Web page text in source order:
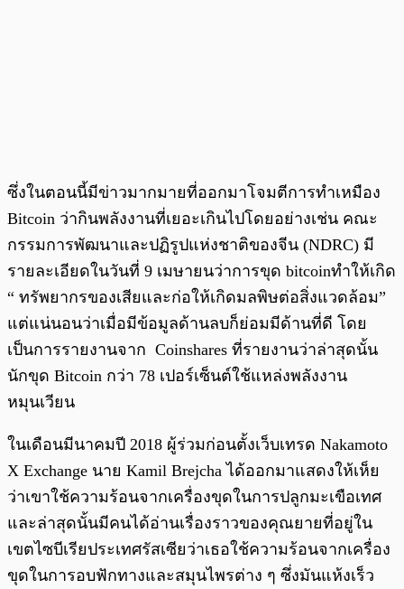
ซึ่งในตอนนี้มีข่าวมากมายที่ออกมาโจมตีการทำเหมือง
Bitcoin ว่ากินพลังงานที่เยอะเกินไปโดยอย่างเช่น คณะ
กรรมการพัฒนาและปฏิรูปแห่งชาติของจีน (NDRC) มี
รายละเอียดในวันที่ 9 เมษายนว่าการขุด bitcoinทำให้เกิด
“ ทรัพยากรของเสียและก่อให้เกิดมลพิษต่อสิ่งแวดล้อม”
แต่แน่นอนว่าเมื่อมีข้อมูลด้านลบก็ย่อมมีด้านที่ดี โดย
เป็นการรายงานจาก Coinshares ที่รายงานว่าล่าสุดนั้น
นักขุด Bitcoin กว่า 78 เปอร์เซ็นต์ใช้แหล่งพลังงาน
หมุนเวียน
ในเดือนมีนาคมปี 2018 ผู้ร่วมก่อนตั้งเว็บเทรด Nakamoto
X Exchange นาย Kamil Brejcha ได้ออกมาแสดงให้เห็ย
ว่าเขาใช้ความร้อนจากเครื่องขุดในการปลูกมะเขือเทศ
และล่าสุดนั้นมีคนได้อ่านเรื่องราวของคุณยายที่อยู่ใน
เขตไซบีเรียประเทศรัสเซียว่าเธอใช้ความร้อนจากเครื่อง
ขุดในการอบฟักทางและสมุนไพรต่าง ๆ ซึ่งมันแห้งเร็ว